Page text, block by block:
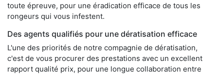
toute épreuve, pour une éradication efficace de tous les
rongeurs qui vous infestent.
Des agents qualifiés pour une dératisation efficace
L'une des priorités de notre compagnie de dératisation,
c'est de vous procurer des prestations avec un excellent
rapport qualité prix, pour une longue collaboration entre